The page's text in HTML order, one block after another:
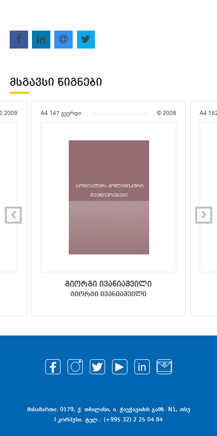
ᲛᲡᲒᲐᲕᲡᲘ ᲬᲘᲒᲜᲔᲑᲘ
2009 A4 147 გვერდი © 2008
გიორგი ივანიაშვილი
გიორგი ივანიაშვილი
A4
მისამართი: 0179, ქ. თბილისი, ი. ჭავჭავაძის გამზ. N1, თსუ
I კორპუსი. ტელ.: (+995 32) 2 25 04 84